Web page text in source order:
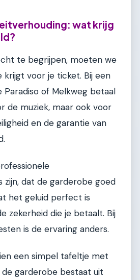
wat krijg
te begrijpen, moeten we
krijgt voor je ticket. Bij een
of Melkweg betaal
de muziek, maar ook voor
en de garantie van
zijn, dat de garderobe goed
het geluid perfect is
zekerheid die je betaalt. Bij
is de ervaring anders.
een simpel tafeltje met
garderobe bestaat uit